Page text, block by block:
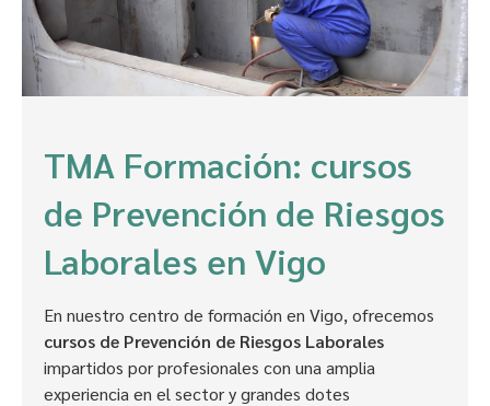
TMA Formación: cursos
de Prevención de Riesgos
Laborales en Vigo
En nuestro centro de formación en Vigo, ofrecemos
cursos de Prevención de Riesgos Laborales
impartidos por profesionales con una amplia
experiencia en el sector y grandes dotes